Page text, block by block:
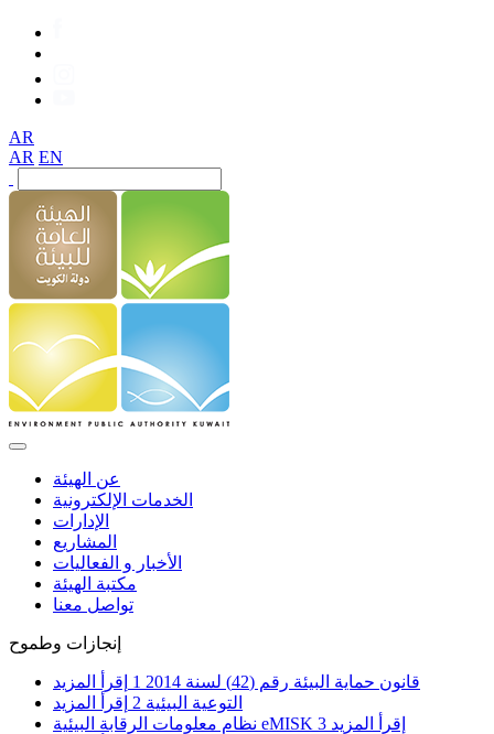
AR
AR EN
عن الهيئة
الخدمات الإلكترونية
الإدارات
المشاريع
الأخبار و الفعاليات
مكتبة الهيئة
تواصل معنا
إنجازات وطموح
قانون حماية البيئة رقم (42) لسنة 2014 1 إقرأ المزيد
التوعية البيئية 2 إقرأ المزيد
نظام معلومات الرقابة البيئية eMISK 3 إقرأ المزيد